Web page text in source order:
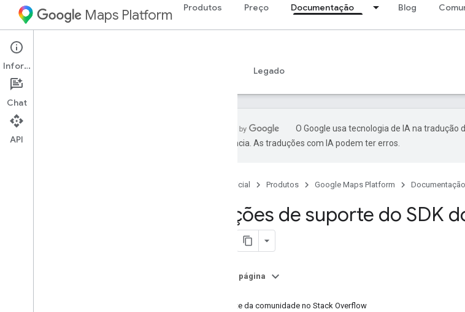
Maps Platform Produtos Preço Documentação Blog
iOS
Guias
Legado
O Google usa tecnologia de IA na tradução
preferência. As traduções com IA podem ter erros.
Página inicial Produtos Google Maps Platform Documentação
Opções de suporte do SDK
Nesta página
Suporte da comunidade no Stack Overflow
Informações
Chat
API